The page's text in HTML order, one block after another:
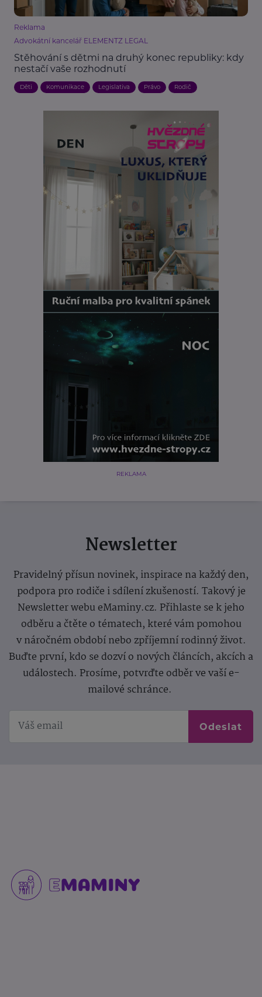
Reklama
Advokátní kancelář ELEMENTZ LEGAL
Stěhování s dětmi na druhý konec republiky: kdy
nestačí vaše rozhodnutí
Děti Komunikace Legislativa Právo Rodič
REKLAMA
Newsletter
Pravidelný přísun novinek, inspirace na každý den,
podpora pro rodiče i sdílení zkušeností. Takový je
Newsletter webu eMaminy.cz. Přihlaste se k jeho
odběru a čtěte o tématech, které vám pomohou
v náročném období nebo zpříjemní rodinný život.
Buďte první, kdo se dozví o nových článcích, akcích a
událostech. Prosíme, potvrďte odběr ve vaší e-
mailové schránce.
Odeslat